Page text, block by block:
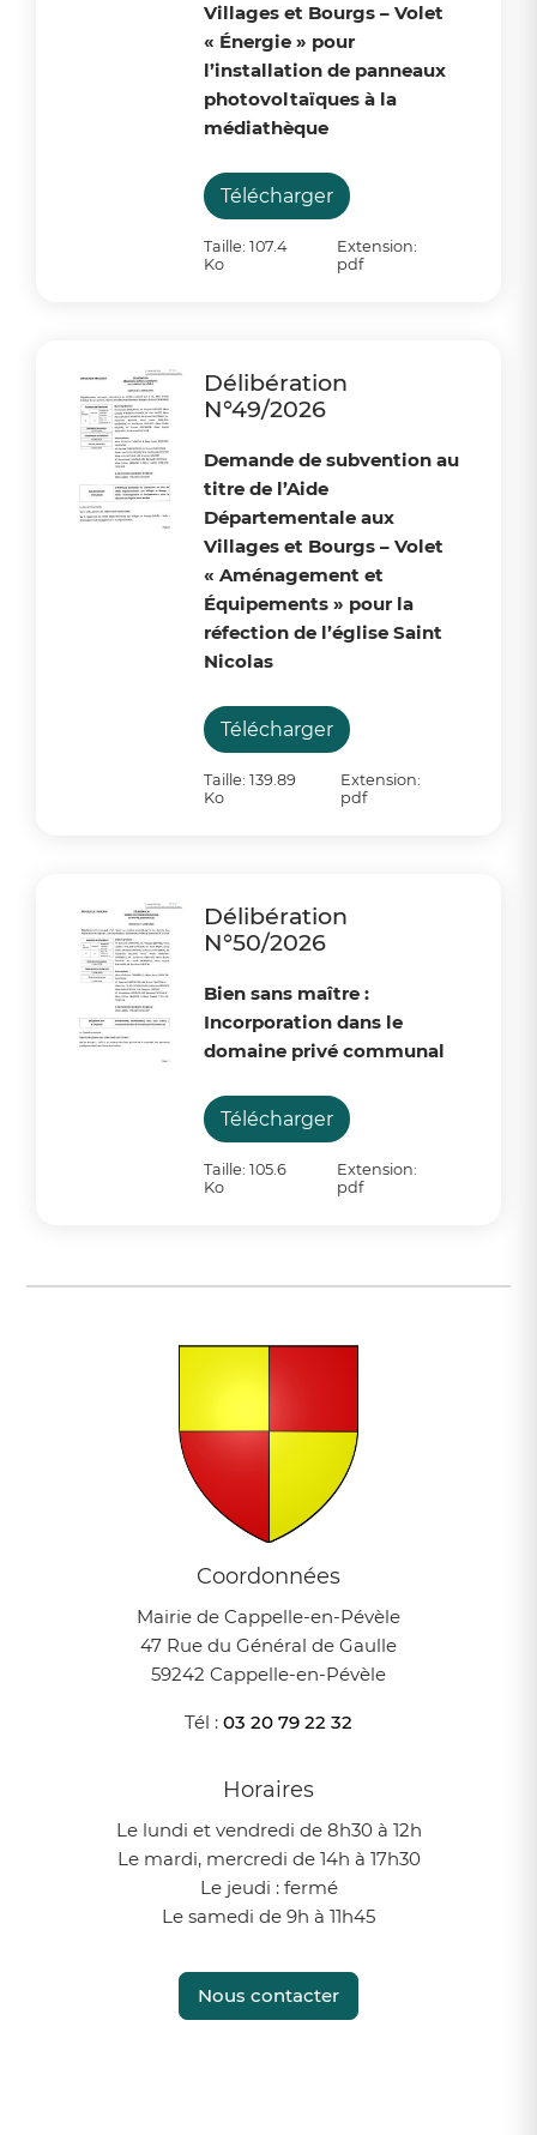
Villages et Bourgs – Volet
« Énergie » pour
l’installation de panneaux
photovoltaïques à la
médiathèque
Télécharger
Taille: 107.4
Ko
Extension:
pdf
Délibération
N°49/2026
Demande de subvention au
titre de l’Aide
Départementale aux
Villages et Bourgs – Volet
« Aménagement et
Équipements » pour la
réfection de l’église Saint
Nicolas
Télécharger
Taille: 139.89
Ko
Extension:
pdf
Délibération
N°50/2026
Bien sans maître :
Incorporation dans le
domaine privé communal
Télécharger
Taille: 105.6
Ko
Extension:
pdf
Coordonnées
Mairie de Cappelle-en-Pévèle
47 Rue du Général de Gaulle
59242 Cappelle-en-Pévèle
Tél : 03 20 79 22 32
Horaires
Le lundi et vendredi de 8h30 à 12h
Le mardi, mercredi de 14h à 17h30
Le jeudi : fermé
Le samedi de 9h à 11h45
Nous contacter